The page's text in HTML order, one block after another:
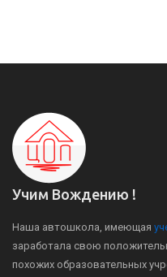
Учим Вождению !
Наша автошкола, имеющая
заработала свою
похожих образовательных